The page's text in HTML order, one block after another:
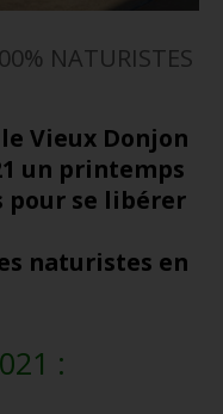
NATURISTES
e Vieux Donjon
un printemps
pour se libérer
naturistes en
: